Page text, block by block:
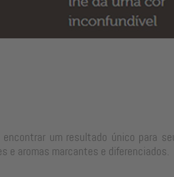
um resultado único para
e aromas marcantes e diferenciados.